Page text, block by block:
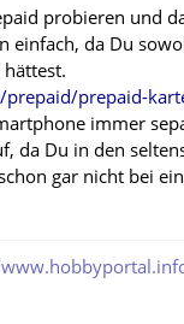
probieren und
einfach, da Du
prepaid-
immer
da Du in den
gar nicht bei